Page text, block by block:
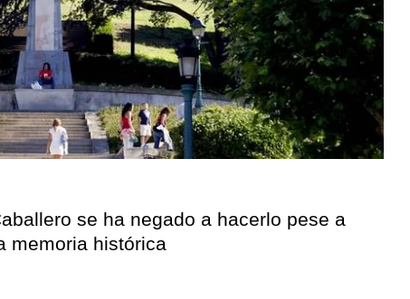
se ha negado a hacerlo pese a
memoria histórica